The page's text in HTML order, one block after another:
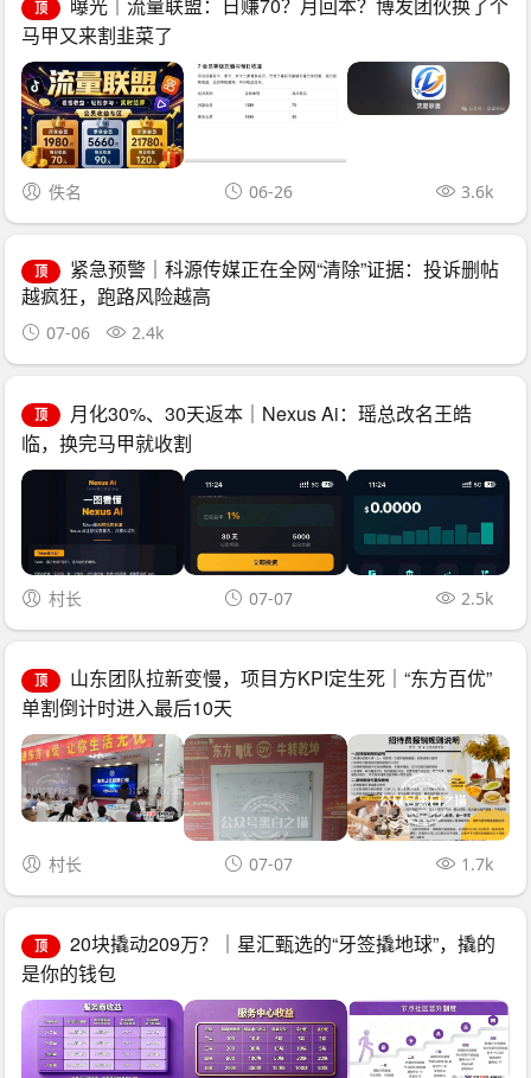
顶
曝光｜流量联盟：日赚70？月回本？博发团伙换了个
马甲又来割韭菜了
佚名 06-26 3.6k
顶
紧急预警｜科源传媒正在全网“清除”证据：投诉删帖
越疯狂，跑路风险越高
07-06 2.4k
顶
月化30%、30天返本｜Nexus Ai：瑶总改名王皓
临，换完马甲就收割
村长 07-07 2.5k
顶
山东团队拉新变慢，项目方KPI定生死｜“东方百优”
单割倒计时进入最后10天
村长 07-07 1.7k
顶
20块撬动209万？｜星汇甄选的“牙签撬地球”，撬的
是你的钱包